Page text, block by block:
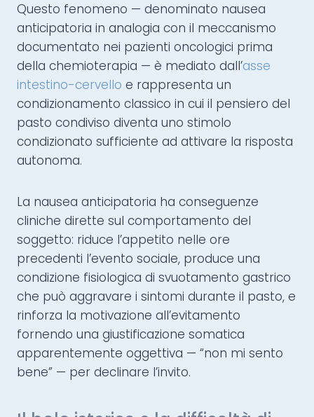
Questo fenomeno — denominato nausea
anticipatoria in analogia con il meccanismo
documentato nei pazienti oncologici prima
della chemioterapia — è mediato dall’asse
intestino-cervello e rappresenta un
condizionamento classico in cui il pensiero del
pasto condiviso diventa uno stimolo
condizionato sufficiente ad attivare la risposta
autonoma.
La nausea anticipatoria ha conseguenze
cliniche dirette sul comportamento del
soggetto: riduce l’appetito nelle ore
precedenti l’evento sociale, produce una
condizione fisiologica di svuotamento gastrico
che può aggravare i sintomi durante il pasto, e
rinforza la motivazione all’evitamento
fornendo una giustificazione somatica
apparentemente oggettiva — “non mi sento
bene” — per declinare l’invito.